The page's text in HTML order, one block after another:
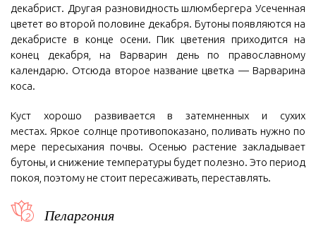
декабрист. Другая разновидность шлюмбергера Усеченная
цветет во второй половине декабря. Бутоны появляются на
декабристе в конце осени. Пик цветения приходится на
конец декабря, на Варварин день по православному
календарю. Отсюда второе название цветка — Варварина
коса.
Куст хорошо развивается в затемненных и сухих
местах. Яркое солнце противопоказано, поливать нужно по
мере пересыхания почвы. Осенью растение закладывает
бутоны, и снижение температуры будет полезно. Это период
покоя, поэтому не стоит пересаживать, переставлять.
Пеларгония